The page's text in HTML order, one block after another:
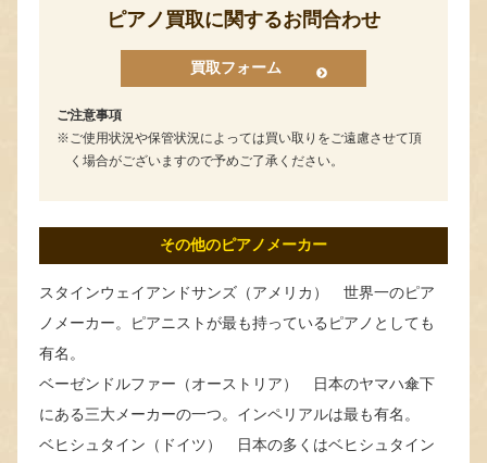
ピアノ買取に関するお問合わせ
買取フォーム
ご注意事項
ご使用状況や保管状況によっては買い取りをご遠慮させて頂
く場合がございますので予めご了承ください。
その他のピアノメーカー
スタインウェイアンドサンズ（アメリカ） 世界一のピア
ノメーカー。ピアニストが最も持っているピアノとしても
有名。
ベーゼンドルファー（オーストリア） 日本のヤマハ傘下
にある三大メーカーの一つ。インペリアルは最も有名。
ベヒシュタイン（ドイツ） 日本の多くはベヒシュタイン